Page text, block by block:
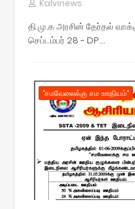
Kalvinews
தி.மு.க அரசின் தேர்தல்
செப்டம்பர் 28 - DP…
"சமவேலைக்கு சம ஊதியம்"